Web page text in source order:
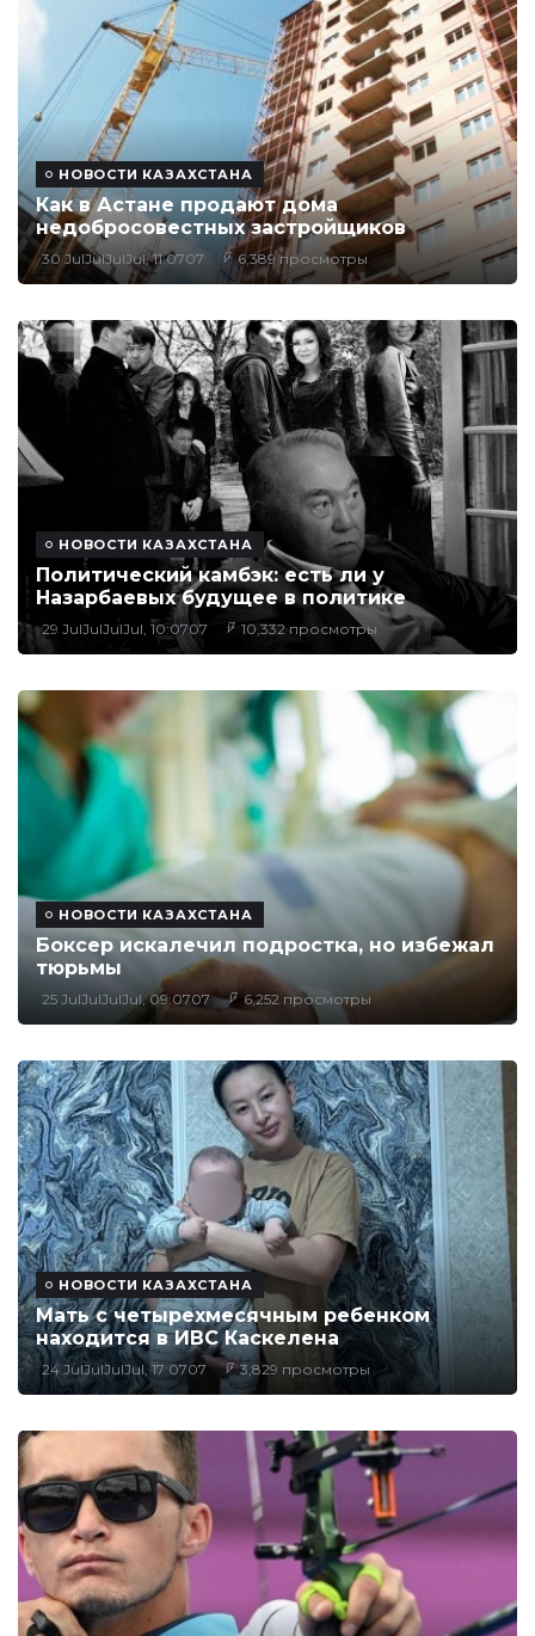
НОВОСТИ КАЗАХСТАНА
Как в Астане продают дома
недобросовестных застройщиков
30 JulJulJulJul, 11:0707 6,389 просмотры
НОВОСТИ КАЗАХСТАНА
Политический камбэк: есть ли у
Назарбаевых будущее в политике
29 JulJulJulJul, 10:0707 10,332 просмотры
НОВОСТИ КАЗАХСТАНА
Боксер искалечил подростка, но избежал
тюрьмы
25 JulJulJulJul, 09:0707 6,252 просмотры
НОВОСТИ КАЗАХСТАНА
Мать с четырехмесячным ребенком
находится в ИВС Каскелена
24 JulJulJulJul, 17:0707 3,829 просмотры